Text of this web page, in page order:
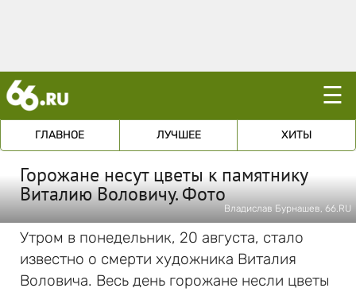
☰
ГЛАВНОЕ ЛУЧШЕЕ ХИТЫ
Горожане несут цветы к памятнику
Виталию Воловичу. Фото
Владислав Бурнашев, 66.RU
Утром в понедельник, 20 августа, стало
известно о смерти художника Виталия
Воловича. Весь день горожане несли цветы